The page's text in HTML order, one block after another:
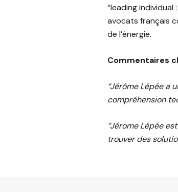
“leading individual
avocats français
de l’énergie.
Commentaires
“Jérôme Lépée a
compréhension
“Jérome Lépée
trouver des